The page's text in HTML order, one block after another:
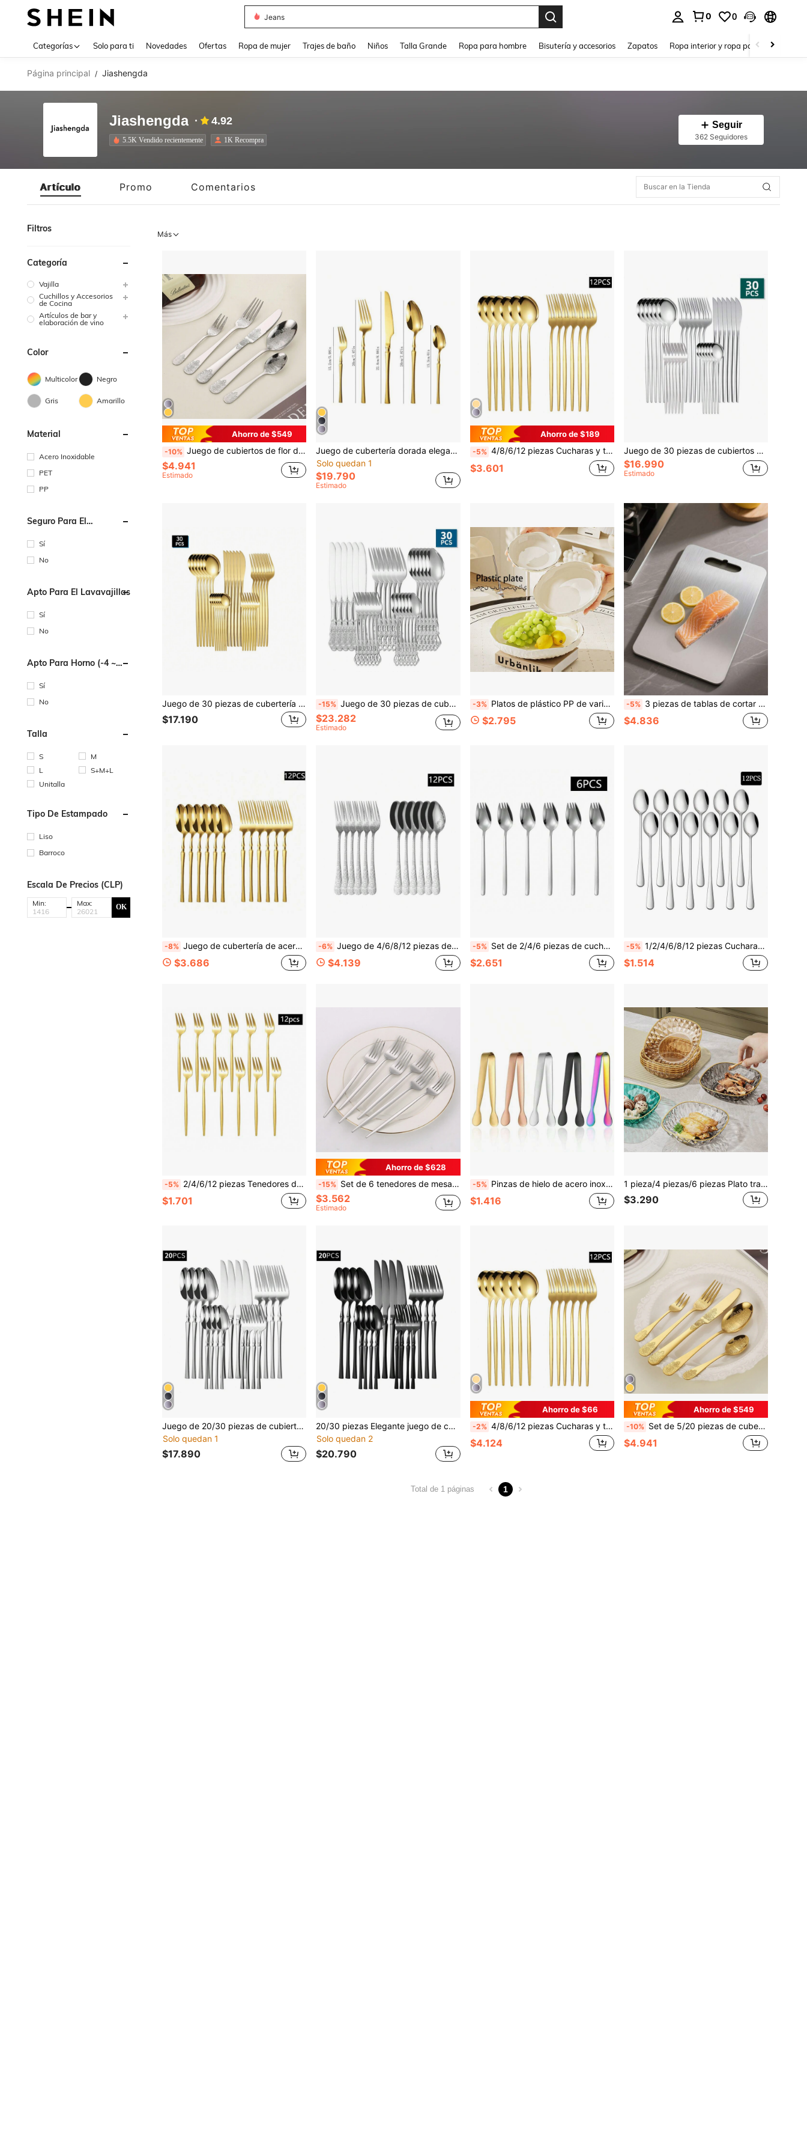
Jeans
0 0
Categorías Solo para ti Novedades Ofertas Ropa de mujer Trajes de baño Niños Talla Grande Ropa para hombre Bisutería y accesorios Zapatos Ropa interior y ropa para dormir
Página principal / Jiashengda
Jiashengda 4.92
5.5K Vendido recientemente 1K Recompra
Seguir
362 Seguidores
Artículo Promo Comentarios
Filtros
Categoría
Vajilla
Cuchillos y Accesorios
de Cocina
Artículos de bar y
elaboración de vino
Color
Multicolor Negro
Gris Amarillo
Material
Acero Inoxidable
PET
PP
Seguro Para El
Sí
No
Apto Para El Lavavajillas
Sí
No
Apto Para Horno (-4 ~
Sí
No
Talla
S
M
L
S+M+L
Unitalla
Tipo De Estampado
Liso
Barroco
Escala De Precios (CLP)
Min: Max: OK
Más
Ahorro de $549
-10% Juego de cubiertos de flor de acero inoxidable de doble cara, vajilla con diseño creativo para el hogar, la cocina y el hotel, regalo de Navidad
$4.941
Estimado
Juego de cubertería dorada elegante de 20/30 piezas, apto para reuniones en el hogar y útiles escolares
Solo quedan 1
$19.790
Estimado
Ahorro de $189
-5% 4/8/6/12 piezas Cucharas y tenedores de acero inoxidable dorado, aptos para el hogar, hotel, picnic, aptos para lavavajillas, útiles escolares
$3.601
Juego de 30 piezas de cubiertos de acero inoxidable, material escolar
$16.990
Estimado
Juego de 30 piezas de cubertería de acero inoxidable dorado, cubertería de cocina
$17.190
-15% Juego de 30 piezas de cubertería de acero inoxidable real, utensilios de cocina, regalo de Navidad, útiles escolares
$23.282
Estimado
-3% Platos de plástico PP de varios tamaños con borde plateado y patrón ondulado, bandeja anti-caída para ensalada de frutas, vajilla reutilizable para el hogar y fiestas
$2.795
-5% 3 piezas de tablas de cortar de acero inoxidable, apropiadas para cortar diversos alimentos como pescado, carne, verduras, frutas y platos cocinados
$4.836
-8% Juego de cubertería de acero inoxidable de color dorado de 4/6/8/12 piezas, apto para uso doméstico en la cocina, restaurante, hotel y apto para lavavajillas
$3.686
-6% Juego de 4/6/8/12 piezas de cucharas y tenedores de acero inoxidable, adecuado para restaurante, hotel, comedor, cocina, uso doméstico, fiesta, picnic, lavavajillas
$4.139
-5% Set de 2/4/6 piezas de cuchara y tenedor de acero inoxidable 2 en 1 para ensalada, cuchara y tenedor para postre, cuchara y tenedor para fruta
$2.651
-5% 1/2/4/6/8/12 piezas Cucharas de acero inoxidable de mango largo, cucharas de té con hielo de mango largo, cucharas para revolver café, cucharas reutilizables para helado, vajilla reutilizable, adecuado para bares, cafeterías, hogar
$1.514
-5% 2/4/6/12 piezas Tenedores de fruta de acero inoxidable dorado, aptos para el té de la tarde en casa, pasteles, frutas, postres
$1.701
Ahorro de $628
-15% Set de 6 tenedores de mesa de acero inoxidable de color plateado, útiles escolares y regalo de Navidad
$3.562
Estimado
-5% Pinzas de hielo de acero inoxidable 304, pinzas para cubitos de hielo y cubitos de azúcar para bar en casa, pinzas multifuncionales para alimentos
$1.416
1 pieza/4 piezas/6 piezas Plato transparente de lujo, vajilla, plato de hueso, bandeja de frutas y dulces para uso doméstico, cocina, regalo de Navidad
$3.290
Juego de 20/30 piezas de cubiertos de cintura estrecha (cuchillo, tenedor, cuchara), para la cocina, regalo de Navidad, útiles escolares
Solo quedan 1
$17.890
20/30 piezas Elegante juego de cubiertos con forma de cintura en negro, adecuado para reuniones familiares
Solo quedan 2
$20.790
Ahorro de $66
-2% 4/8/6/12 piezas Cucharas y tenedores de acero inoxidable dorado, aptos para el hogar, hotel, picnic, lavavajillas
$4.124
Ahorro de $549
-10% Set de 5/20 piezas de cubertería de acero inoxidable con patrón de flor de doble cara, cubiertos creativos para el hogar, la cocina y el hotel, regalo de Navidad, artículos escolares
$4.941
Total de 1 páginas 1